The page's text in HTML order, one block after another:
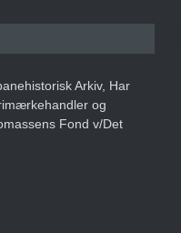
Arkiv, Har
og
Fond v/Det